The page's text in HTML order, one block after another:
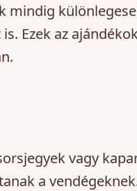
mindig
Ezek az
vagy
a